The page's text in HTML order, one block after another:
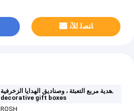
ﺎﺘﺼﻟ ﺍﻶﻧ
هدية مربع التعبئة ، وصناديق الهدايا الزخرفية,
decorative gift boxes
ROSH